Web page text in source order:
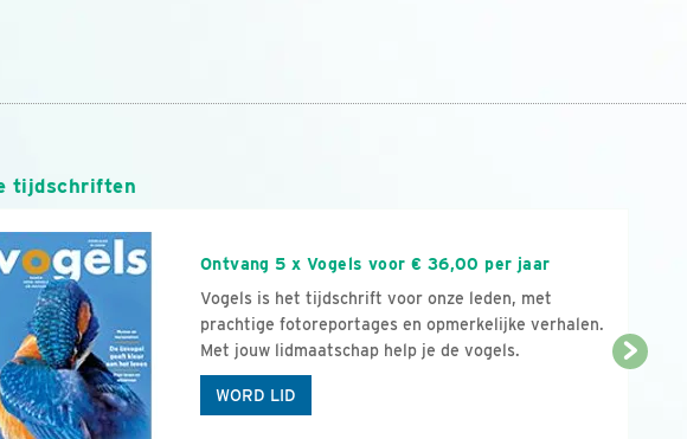
tijdschriften
Ontvang 5 x Vogels voor € 36,00 per jaar
Vogels is het tijdschrift voor onze leden, met
prachtige fotoreportages en opmerkelijke verhalen.
Met jouw lidmaatschap help je de vogels.
WORD LID